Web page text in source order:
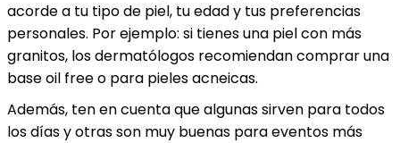
acorde a tu tipo de piel, tu edad y tus preferencias
personales. Por ejemplo: si tienes una piel con más
granitos, los dermatólogos recomiendan comprar una
base oil free o para pieles acneicas.
Además, ten en cuenta que algunas sirven para todos
los días y otras son muy buenas para eventos más